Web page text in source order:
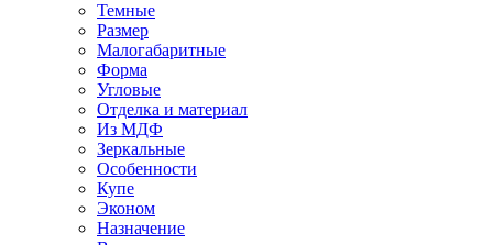
Темные
Размер
Малогабаритные
Форма
Угловые
Отделка и материал
Из МДФ
Зеркальные
Особенности
Купе
Эконом
Назначение